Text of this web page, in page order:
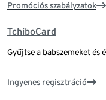
Promóciós szabályzatok
TchiboCard
Gyűjtse a babszemeket és
Ingyenes regisztráció